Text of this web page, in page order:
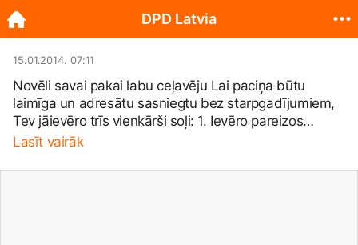
15.01.2014. 07:11
Novēli savai pakai labu ceļavēju Lai paciņa būtu
laimīga un adresātu sasniegtu bez starpgadījumiem,
Tev jāievēro trīs vienkārši soļi: 1. Ievēro pareizos
izmērus – paciņas maksimālais malas garums 1.75 m
rūpīgi, lai lolotais sūtījums neciestu pārvadāšanas
Lasīt vairāk
DPD Latvia